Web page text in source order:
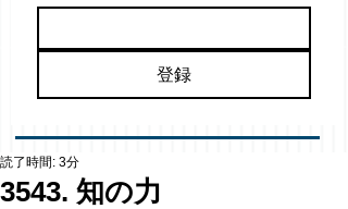
登録
3543. 知の力
読了時間: 3分